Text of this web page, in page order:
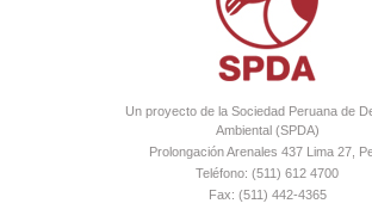
Un proyecto de la Sociedad Peruana de
Ambiental (SPDA)
Prolongación Arenales 437 Lima 27,
Teléfono: (511) 612 4700
Fax: (511) 442-4365